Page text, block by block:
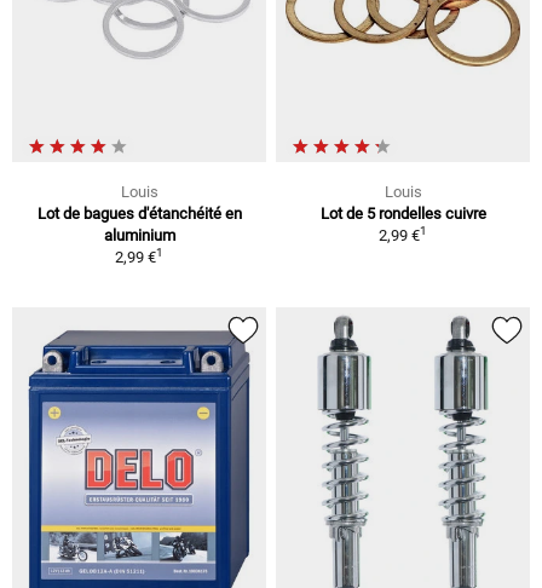
Louis
Lot de bagues d'étanchéité en
aluminium
2,99 €1
Louis
Lot de 5 rondelles cuivre
2,99 €1